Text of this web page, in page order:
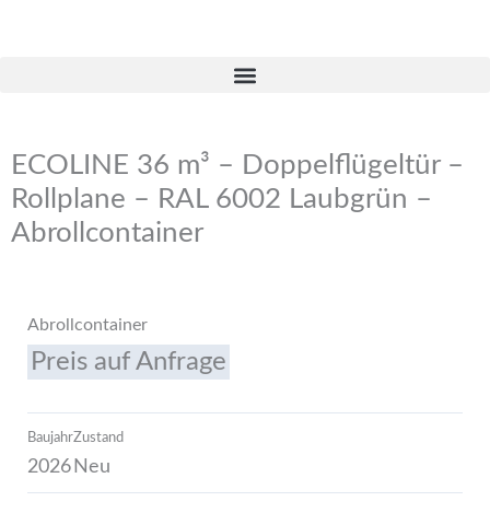
ECOLINE 36 m³ – Doppelflügeltür –
Rollplane – RAL 6002 Laubgrün –
Abrollcontainer
Abrollcontainer
Preis auf Anfrage
Baujahr
2026
Zustand
Neu